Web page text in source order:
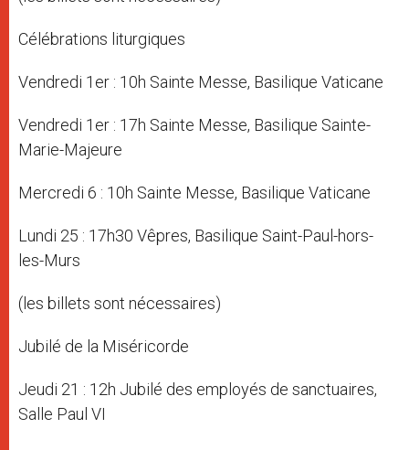
Célébrations liturgiques
Vendredi 1er : 10h Sainte Messe, Basilique Vaticane
Vendredi 1er : 17h Sainte Messe, Basilique Sainte-
Marie-Majeure
Mercredi 6 : 10h Sainte Messe, Basilique Vaticane
Lundi 25 : 17h30 Vêpres, Basilique Saint-Paul-hors-
les-Murs
(les billets sont nécessaires)
Jubilé de la Miséricorde
Jeudi 21 : 12h Jubilé des employés de sanctuaires,
Salle Paul VI